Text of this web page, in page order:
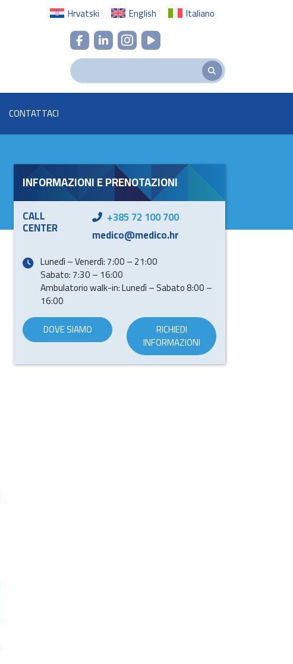
Hrvatski English Italiano
CONTATTACI
INFORMAZIONI E PRENOTAZIONI
CALL
CENTER
+385 72 100 700
medico@medico.hr
Lunedì – Venerdì: 7:00 – 21:00
Sabato: 7:30 – 16:00
Ambulatorio walk-in: Lunedì – Sabato 8:00 –
16:00
DOVE SIAMO
RICHIEDI
INFORMAZIONI